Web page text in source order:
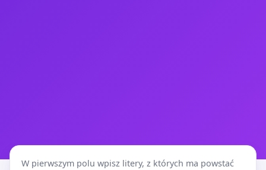
W pierwszym polu wpisz litery, z których ma powstać